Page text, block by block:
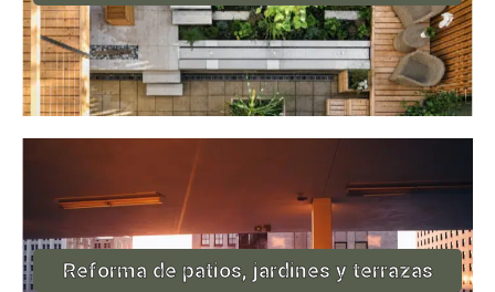
Reforma de patios, jardines y terrazas